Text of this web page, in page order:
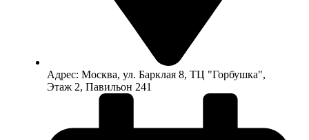
Адрес: Москва, ул. Барклая 8, ТЦ "Горбушка",
Этаж 2, Павильон 241